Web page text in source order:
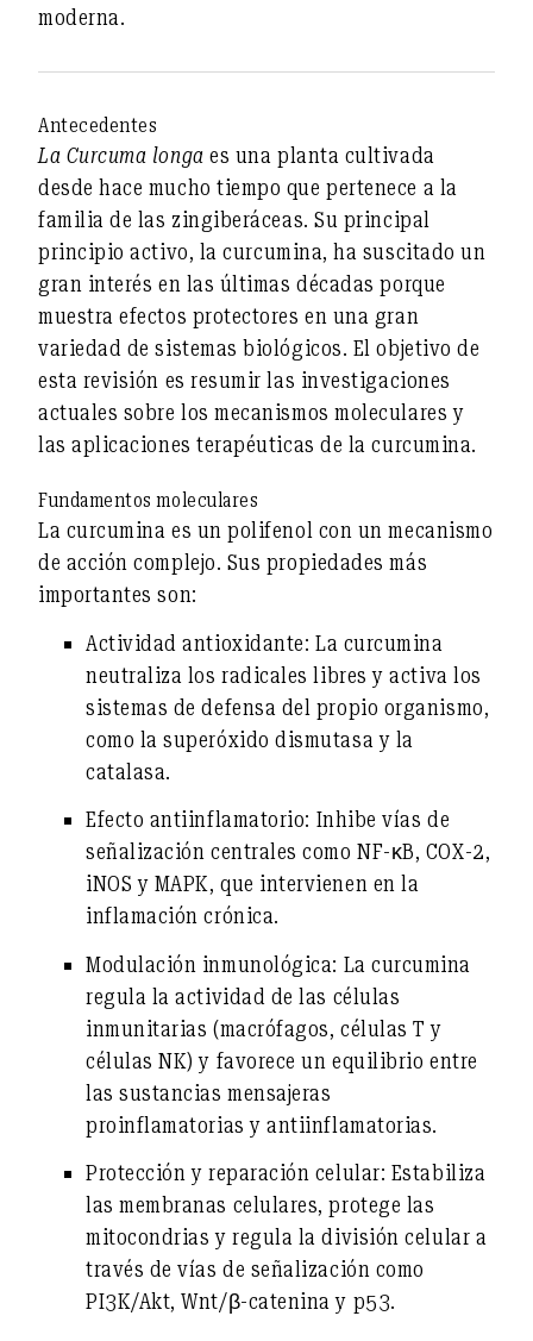
moderna.
Antecedentes
La Curcuma longa es una planta cultivada
desde hace mucho tiempo que pertenece a la
familia de las zingiberáceas. Su principal
principio activo, la curcumina, ha suscitado un
gran interés en las últimas décadas porque
muestra efectos protectores en una gran
variedad de sistemas biológicos. El objetivo de
esta revisión es resumir las investigaciones
actuales sobre los mecanismos moleculares y
las aplicaciones terapéuticas de la curcumina.
Fundamentos moleculares
La curcumina es un polifenol con un mecanismo
de acción complejo. Sus propiedades más
importantes son:
Actividad antioxidante: La curcumina
neutraliza los radicales libres y activa los
sistemas de defensa del propio organismo,
como la superóxido dismutasa y la
catalasa.
Efecto antiinflamatorio: Inhibe vías de
señalización centrales como NF-κB, COX-2,
iNOS y MAPK, que intervienen en la
inflamación crónica.
Modulación inmunológica: La curcumina
regula la actividad de las células
inmunitarias (macrófagos, células T y
células NK) y favorece un equilibrio entre
las sustancias mensajeras
proinflamatorias y antiinflamatorias.
Protección y reparación celular: Estabiliza
las membranas celulares, protege las
mitocondrias y regula la división celular a
través de vías de señalización como
PI3K/Akt, Wnt/β-catenina y p53.